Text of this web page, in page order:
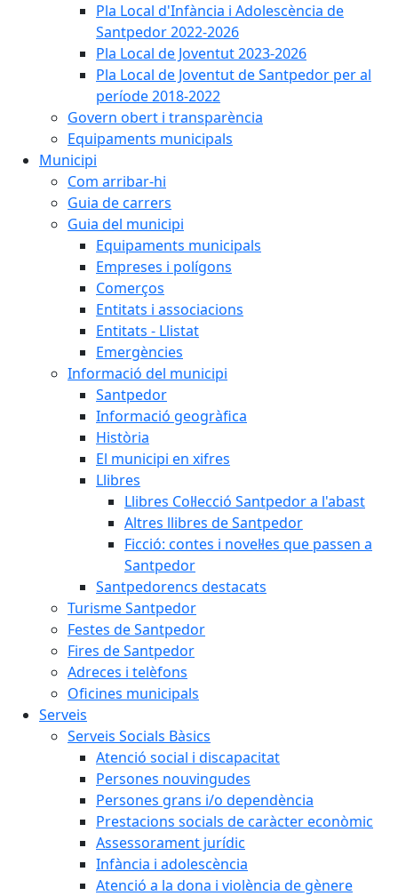
Pla Local d'Infància i Adolescència de
Santpedor 2022-2026
Pla Local de Joventut 2023-2026
Pla Local de Joventut de Santpedor per al
període 2018-2022
Govern obert i transparència
Equipaments municipals
Municipi
Com arribar-hi
Guia de carrers
Guia del municipi
Equipaments municipals
Empreses i polígons
Comerços
Entitats i associacions
Entitats - Llistat
Emergències
Informació del municipi
Santpedor
Informació geogràfica
Història
El municipi en xifres
Llibres
Llibres Col·lecció Santpedor a l'abast
Altres llibres de Santpedor
Ficció: contes i novel·les que passen a
Santpedor
Santpedorencs destacats
Turisme Santpedor
Festes de Santpedor
Fires de Santpedor
Adreces i telèfons
Oficines municipals
Serveis
Serveis Socials Bàsics
Atenció social i discapacitat
Persones nouvingudes
Persones grans i/o dependència
Prestacions socials de caràcter econòmic
Assessorament jurídic
Infància i adolescència
Atenció a la dona i violència de gènere